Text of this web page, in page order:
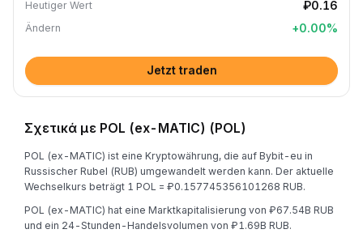
Heutiger Wert ₽0.16
Ändern +0.00%
Jetzt traden
Σχετικά με POL (ex-MATIC) (POL)
POL (ex-MATIC) ist eine Kryptowährung, die auf Bybit-eu in
Russischer Rubel (RUB) umgewandelt werden kann. Der aktuelle
Wechselkurs beträgt 1 POL = ₽0.157745356101268 RUB.
POL (ex-MATIC) hat eine Marktkapitalisierung von ₽67.54B RUB
und ein 24-Stunden-Handelsvolumen von ₽1.69B RUB.